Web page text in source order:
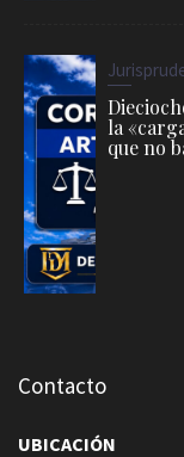
la
que no
Contacto
UBICACIÓN